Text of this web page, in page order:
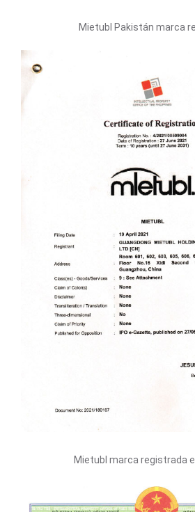
Mietubl Pakistán marca
Mietubl marca registrada